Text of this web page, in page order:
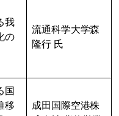
我
の
流通科学大学森
隆行 氏
国
移
成田国際空港株